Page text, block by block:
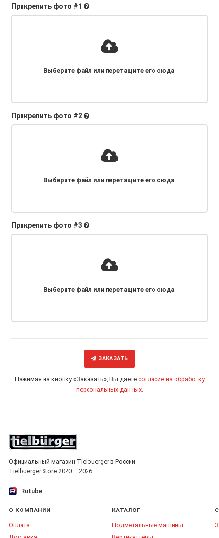
Прикрепить фото #1
Выберите файл или перетащите его сюда.
Прикрепить фото #2
Выберите файл или перетащите его сюда.
Прикрепить фото #3
Выберите файл или перетащите его сюда.
ЗАКАЗАТЬ
Нажимая на кнопку «Заказать», Вы даете согласие на обработку
персональных данных.
Официальный магазин Tielbuerger в России
Tielbuerger.Store 2020 – 2026
Rutube
О КОМПАНИИ
Оплата
КАТАЛОГ
Подметальные машины